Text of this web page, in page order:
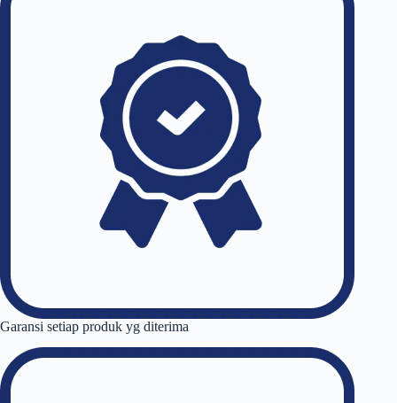
Garansi setiap produk yg diterima